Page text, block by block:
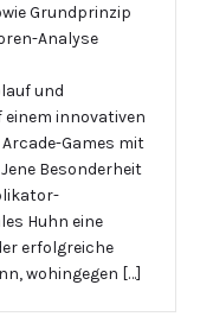
Grundprinzip
Analyse
und
innovativen
Games mit
Besonderheit
Huhn eine
erfolgreiche
wohingegen […]